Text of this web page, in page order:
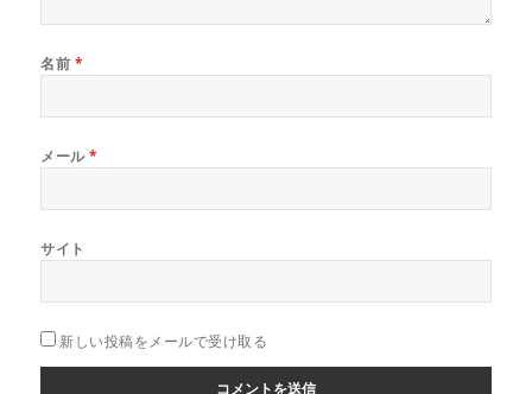
名前 *
メール*
サイト
新しい投稿をメールで受け取る